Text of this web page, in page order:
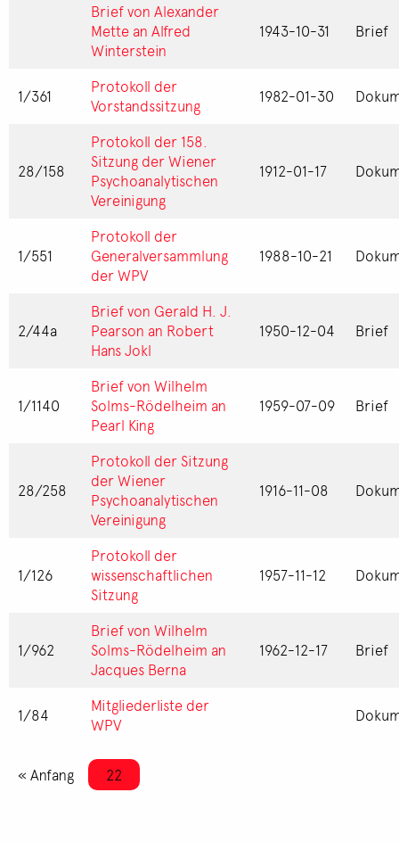
Brief von Alexander
Mette an Alfred
Winterstein
1943-10-31 Brief
1/361
Protokoll der
Vorstandssitzung
1982-01-30
28/158
Protokoll der 158.
Sitzung der Wiener
Psychoanalytischen
Vereinigung
1912-01-17
1/551
Protokoll der
Generalversammlung
der WPV
1988-10-21
2/44a
Brief von Gerald H. J.
Pearson an Robert
Hans Jokl
1950-12-04 Brief
1/1140
Brief von Wilhelm
Solms-Rödelheim an
Pearl King
1959-07-09 Brief
28/258
Protokoll der Sitzung
der Wiener
Psychoanalytischen
Vereinigung
1916-11-08
1/126
Protokoll der
wissenschaftlichen
Sitzung
1957-11-12
1/962
Brief von Wilhelm
Solms-Rödelheim an
Jacques Berna
1962-12-17 Brief
1/84
Mitgliederliste der
WPV
Seitennummerierung
Erste Seite
« Anfang Aktuelle Seite
22